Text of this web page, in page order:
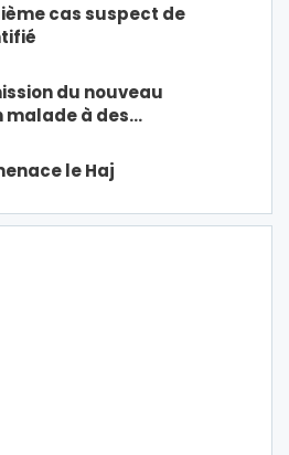
cas suspect de
du nouveau
malade à des…
le Haj